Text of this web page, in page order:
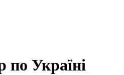
по Україні